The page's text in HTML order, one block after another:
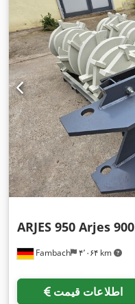
Fambach ۴٬۰۶۴ km
ARJES 950 Arjes 900
اطلاعات قیمت